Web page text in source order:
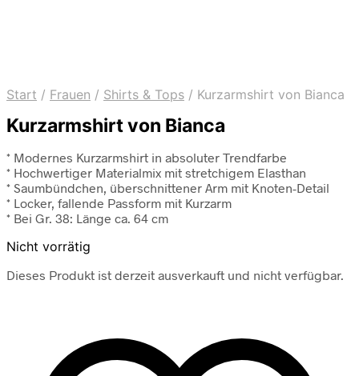
Start / Frauen / Shirts & Tops / Kurzarmshirt von Bianca
Kurzarmshirt von Bianca
* Modernes Kurzarmshirt in absoluter Trendfarbe
* Hochwertiger Materialmix mit stretchigem Elasthan
* Saumbündchen, überschnittener Arm mit Knoten-Detail
* Locker, fallende Passform mit Kurzarm
* Bei Gr. 38: Länge ca. 64 cm
Nicht vorrätig
Dieses Produkt ist derzeit ausverkauft und nicht verfügbar.